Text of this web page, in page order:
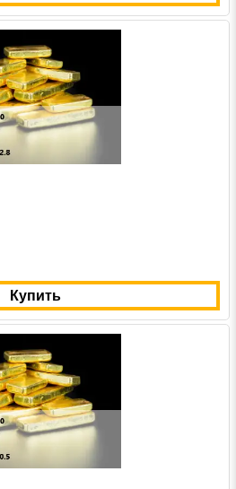
Купить